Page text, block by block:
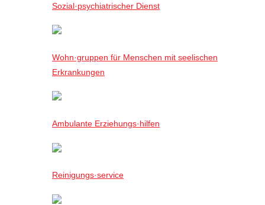
Sozial·psychiatrischer Dienst
Wohn·gruppen für Menschen mit seelischen
Erkrankungen
Ambulante Erziehungs·hilfen
Reinigungs·service